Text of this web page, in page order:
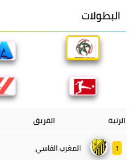
البطولات
الرتبة الفريق
1 المغرب الفاسي